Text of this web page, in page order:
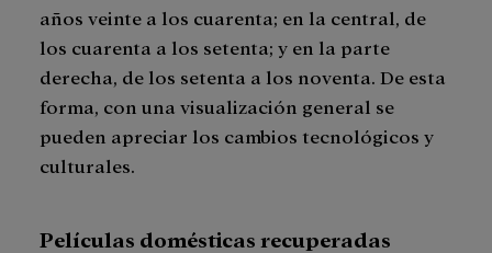
años veinte a los cuarenta; en la central, de
los cuarenta a los setenta; y en la parte
derecha, de los setenta a los noventa. De esta
forma, con una visualización general se
pueden apreciar los cambios tecnológicos y
culturales.
Películas domésticas recuperadas